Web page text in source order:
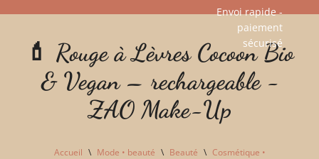
contenu
Envoi rapide -
paiement
sécurisé​
💄 Rouge à Lèvres Cocoon Bio
& Vegan – rechargeable -
ZAO Make-Up
Accueil \ Mode • beauté \ Beauté \ Cosmétique •